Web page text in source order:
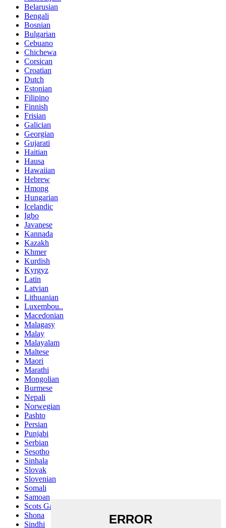
Belarusian
Bengali
Bosnian
Bulgarian
Cebuano
Chichewa
Corsican
Croatian
Dutch
Estonian
Filipino
Finnish
Frisian
Galician
Georgian
Gujarati
Haitian
Hausa
Hawaiian
Hebrew
Hmong
Hungarian
Icelandic
Igbo
Javanese
Kannada
Kazakh
Khmer
Kurdish
Kyrgyz
Latin
Latvian
Lithuanian
Luxembou..
Macedonian
Malagasy
Malay
Malayalam
Maltese
Maori
Marathi
Mongolian
Burmese
Nepali
Norwegian
Pashto
Persian
Punjabi
Serbian
Sesotho
Sinhala
Slovak
Slovenian
Somali
Samoan
Scots Gaelic
Shona
Sindhi